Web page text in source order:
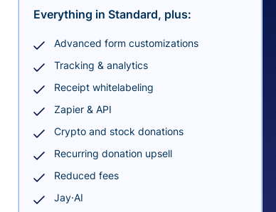
Everything in Standard, plus:
Advanced form customizations
Tracking & analytics
Receipt whitelabeling
Zapier & API
Crypto and stock donations
Recurring donation upsell
Reduced fees
Jay·AI